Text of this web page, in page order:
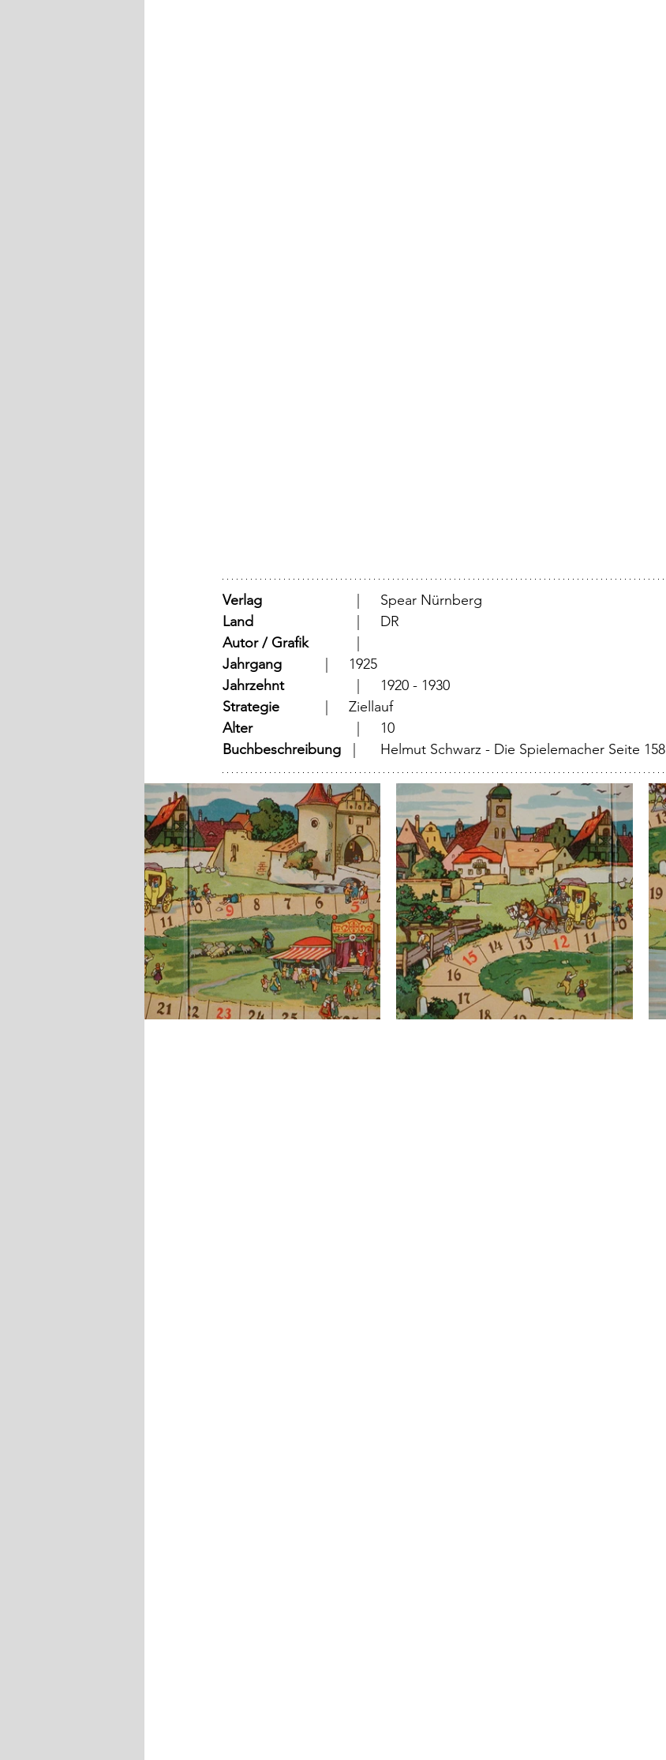
Verlag
			  |	Spear Nürnberg
Land
			  |	DR
Autor / Grafik
Jahrgang
		  |	1925
Jahrzehnt
		  |	1920 - 1930
Strategie
		  |	Ziellauf
Alter
			  |	10
Buchbeschreibung
   |	Helmut Schwarz - Die Spielemacher Seite 158